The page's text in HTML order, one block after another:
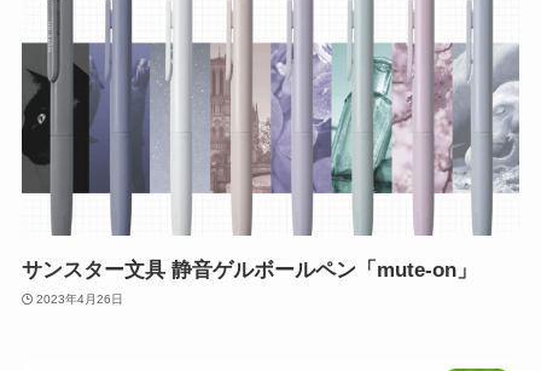
サンスター文具 静音ゲルボールペン「mute-on」
2023年4月26日